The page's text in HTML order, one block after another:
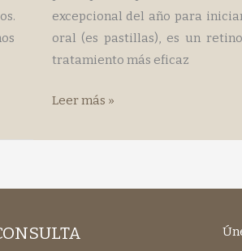
excepcional del año para
oral (es pastillas), es un
tratamiento más eficaz
RETINOIDES
Leer más »